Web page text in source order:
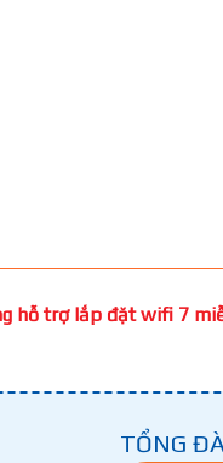
hỗ trợ lắp đặt wifi 7
TỔNG